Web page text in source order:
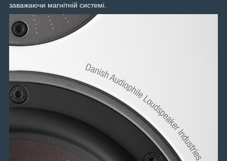
заважаючи магнітній системі.